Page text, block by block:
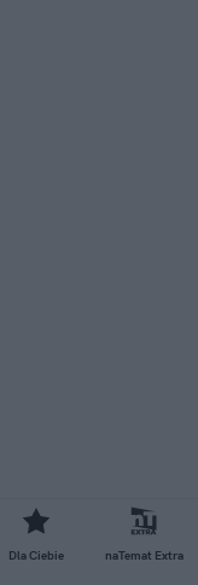
Dla Ciebie naTemat Extra